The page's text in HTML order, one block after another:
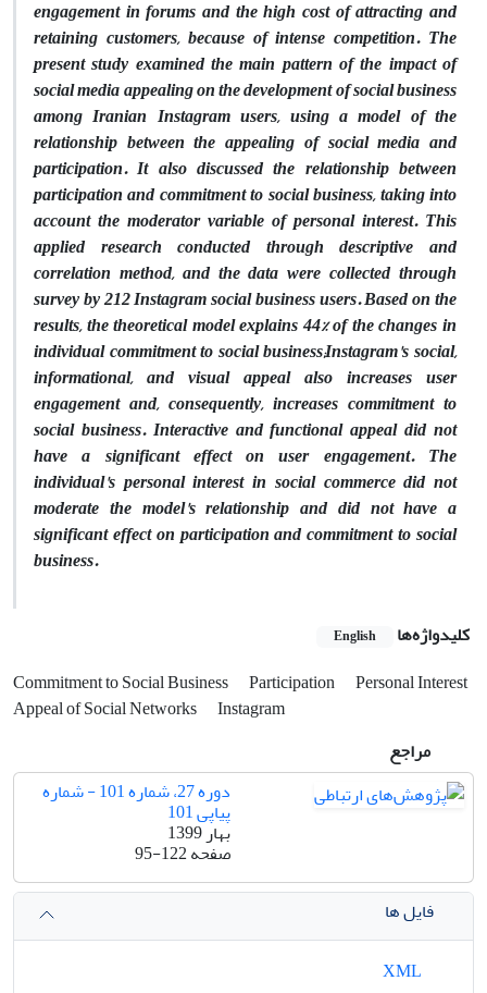
engagement in forums and the high cost of attracting and
retaining customers, because of intense competition. The
present study examined the main pattern of the impact of
social media appealing on the development of social business
among Iranian Instagram users, using a model of the
relationship between the appealing of social media and
participation. It also discussed the relationship between
participation and commitment to social business, taking into
account the moderator variable of personal interest. This
applied research conducted through descriptive and
correlation method, and the data were collected through
survey by 212 Instagram social business users. Based on the
results, the theoretical model explains 44% of the changes in
individual commitment to social business;Instagram's social,
informational, and visual appeal also increases user
engagement and, consequently, increases commitment to
social business. Interactive and functional appeal did not
have a significant effect on user engagement. The
individual's personal interest in social commerce did not
moderate the model's relationship and did not have a
significant effect on participation and commitment to social
business.
کلیدواژه‌ها English
Commitment to Social Business Participation
Personal Interest
Appeal of Social Networks
Instagram
مراجع
دوره 27، شماره 101 - شماره
پیاپی 101
بهار 1399
صفحه95-122
فایل ها